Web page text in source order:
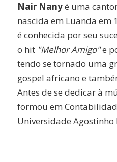
Nair Nanyé uma
nascida em Luanda em
é conhecida por seu
o hit "Melhor Amigo"e
tendo se tornado uma
gospel africano e
Antes de se dedicar à
formou em
Universidade Agostinho